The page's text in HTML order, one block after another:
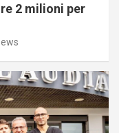
2 milioni per